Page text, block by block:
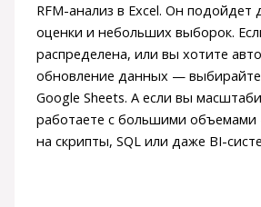
RFM-анализ в Excel. Он подойдет
оценки и небольших выборок.
распределена, или вы хотите
обновление данных — выбирайте
Google Sheets. А если вы
работаете с большими
на скрипты, SQL или даже BI-